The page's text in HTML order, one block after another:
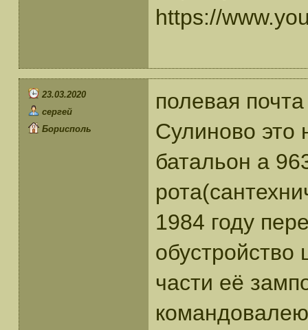
https://
23.03.2020
сергей
Борисполь
полевая
Сулиново это
батальон а
1984 году
части её